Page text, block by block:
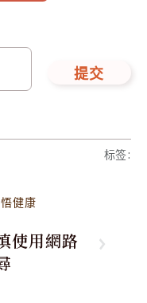
提交
标签:
健康
使用網路